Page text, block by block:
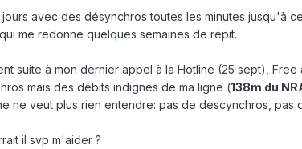
jours avec des désynchros toutes les minutes jusqu'à
me redonne quelques semaines de répit.
suite à mon dernier appel à la Hotline (25 sept),
mais des débits indignes de ma ligne (138m du
ne veut plus rien entendre: pas de descynchros, pas
il svp m'aider ?